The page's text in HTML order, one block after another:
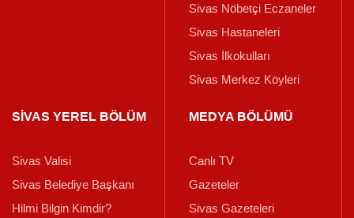
Sivas Nöbetçi Eczaneler
Sivas Hastaneleri
Sivas İlkokulları
Sivas Merkez Köyleri
SİVAS YEREL BÖLÜM
Sivas Valisi
Sivas Belediye Başkanı
Hilmi Bilgin Kimdir?
MEDYA BÖLÜMÜ
Canlı TV
Gazeteler
Sivas Gazeteleri